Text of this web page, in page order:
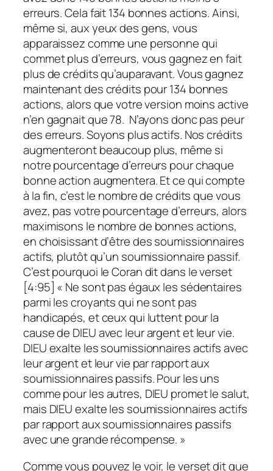
erreurs. Cela fait 134 bonnes actions. Ainsi,
même si, aux yeux des gens, vous
apparaissez comme une personne qui
commet plus d’erreurs, vous gagnez en fait
plus de crédits qu’auparavant. Vous gagnez
maintenant des crédits pour 134 bonnes
actions, alors que votre version moins active
n’en gagnait que 78. N’ayons donc pas peur
des erreurs. Soyons plus actifs. Nos crédits
augmenteront beaucoup plus, même si
notre pourcentage d’erreurs pour chaque
bonne action augmentera. Et ce qui compte
à la fin, c’est le nombre de crédits que vous
avez, pas votre pourcentage d’erreurs, alors
maximisons le nombre de bonnes actions,
en choisissant d’être des soumissionnaires
actifs, plutôt qu’un soumissionnaire passif.
C’est pourquoi le Coran dit dans le verset
[4:95] « Ne sont pas égaux les sédentaires
parmi les croyants qui ne sont pas
handicapés, et ceux qui luttent pour la
cause de DIEU avec leur argent et leur vie.
DIEU exalte les soumissionnaires actifs avec
leur argent et leur vie par rapport aux
soumissionnaires passifs. Pour les uns
comme pour les autres, DIEU promet le salut,
mais DIEU exalte les soumissionnaires actifs
par rapport aux soumissionnaires passifs
avec une grande récompense. »
Comme vous pouvez le voir, le verset dit que